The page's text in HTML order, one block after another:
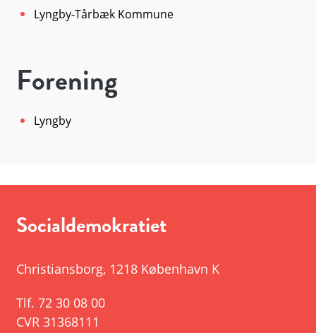
Lyngby-Tårbæk Kommune
Forening
Lyngby
Socialdemokratiet
Christiansborg, 1218 København K
Tlf. 72 30 08 00
CVR 31368111